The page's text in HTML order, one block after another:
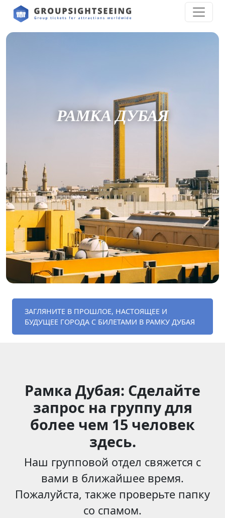
РАМКА ДУБАЯ
ЗАГЛЯНИТЕ В ПРОШЛОЕ, НАСТОЯЩЕЕ И
БУДУЩЕЕ ГОРОДА С БИЛЕТАМИ В РАМКУ ДУБАЯ
Рамка Дубая: Сделайте
запрос на группу для
более чем 15 человек
здесь.
Наш групповой отдел свяжется с
вами в ближайшее время.
Пожалуйста, также проверьте папку
со спамом.